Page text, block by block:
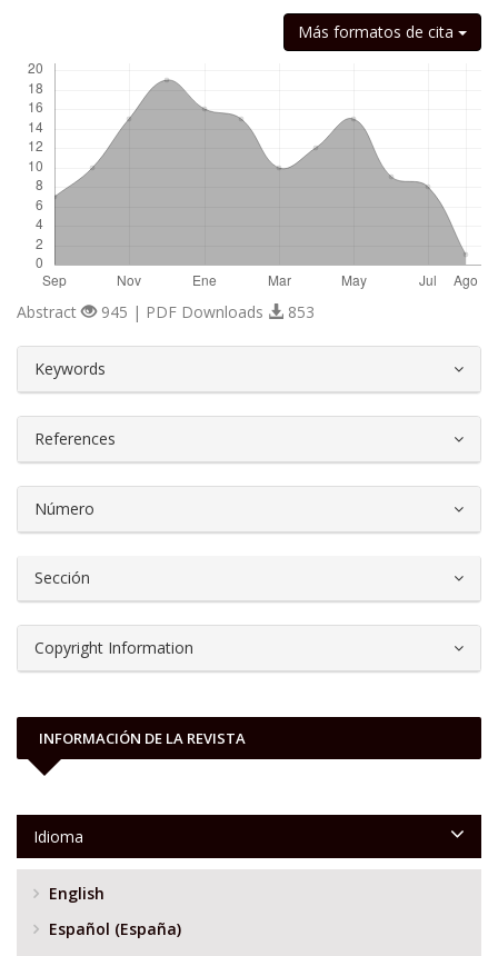
Más formatos de cita
Abstract 945 | PDF Downloads 853
Keywords
References
Número
Sección
Copyright Information
INFORMACIÓN DE LA REVISTA
Idioma
English
Español (España)